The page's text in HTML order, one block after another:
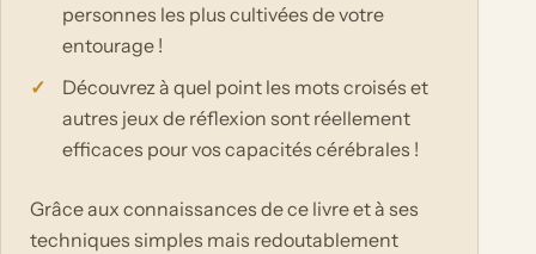
personnes les plus cultivées de votre
entourage !
Découvrez à quel point les mots croisés et
autres jeux de réflexion sont réellement
efficaces pour vos capacités cérébrales !
Grâce aux connaissances de ce livre et à ses
techniques simples mais redoutablement